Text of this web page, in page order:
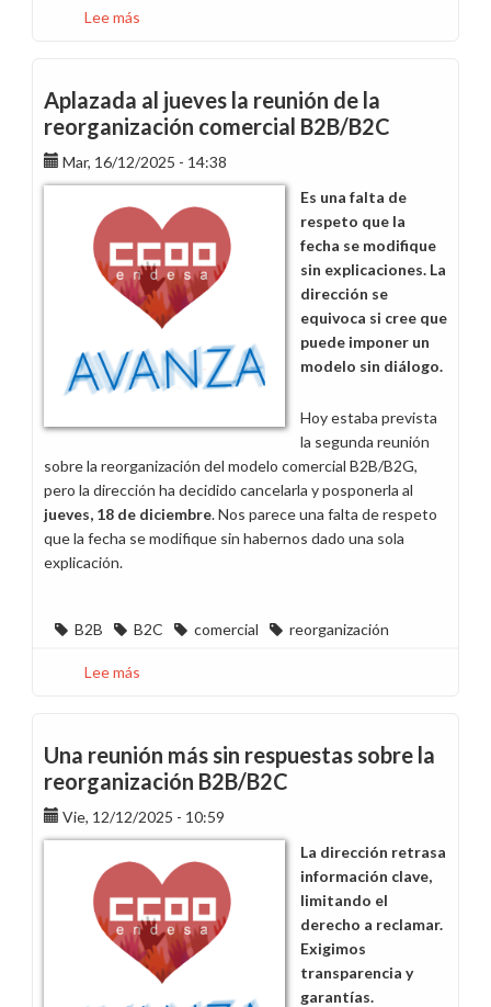
Lee más
no
negocia,
impone
Aplazada al jueves la reunión de la
reorganización comercial B2B/B2C
Mar, 16/12/2025 - 14:38
Es una falta de
respeto que la
fecha se modifique
sin explicaciones. La
dirección se
equivoca si cree que
puede imponer un
modelo sin diálogo.
Hoy estaba prevista
la segunda reunión
sobre la reorganización del modelo comercial B2B/B2G,
pero la dirección ha decidido cancelarla y posponerla al
jueves, 18 de diciembre. Nos parece una falta de respeto
que la fecha se modifique sin habernos dado una sola
explicación.
B2B B2C comercial reorganización
Lee más
jueves
la
reunión
de
la
reorganización
comercial
B2B/B2C
Una reunión más sin respuestas sobre la
reorganización B2B/B2C
Vie, 12/12/2025 - 10:59
La dirección retrasa
información clave,
limitando el
derecho a reclamar.
Exigimos
transparencia y
garantías.